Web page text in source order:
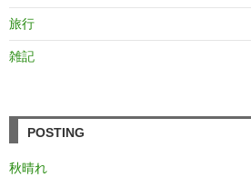
旅行
雑記
POSTING
秋晴れ